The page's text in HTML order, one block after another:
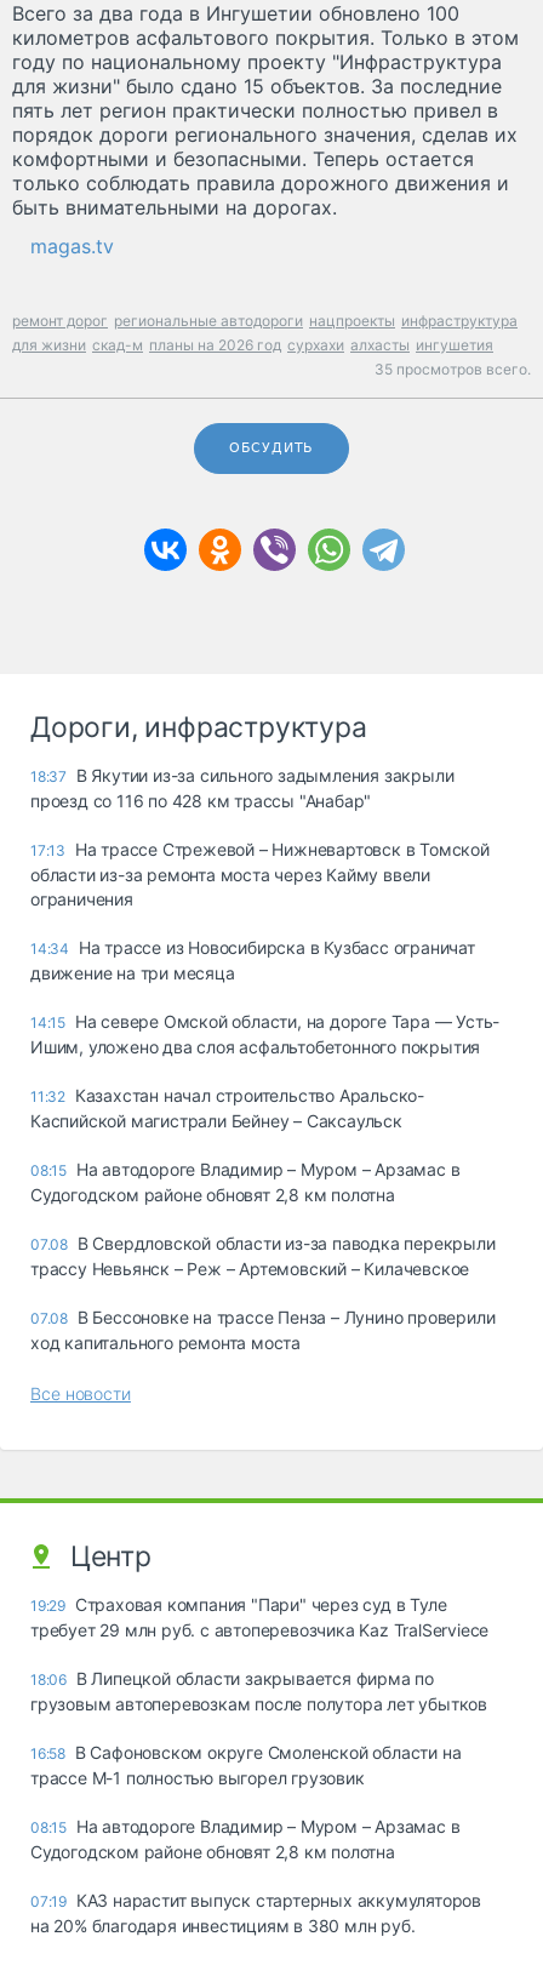
Всего за два года в Ингушетии обновлено 100
километров асфальтового покрытия. Только в этом
году по национальному проекту "Инфраструктура
для жизни" было сдано 15 объектов. За последние
пять лет регион практически полностью привел в
порядок дороги регионального значения, сделав их
комфортными и безопасными. Теперь остается
только соблюдать правила дорожного движения и
быть внимательными на дорогах.
magas.tv
ремонт дорог региональные автодороги нацпроекты инфраструктура
для жизни скад-м планы на 2026 год сурхахи алхасты ингушетия
35 просмотров всего.
ОБСУДИТЬ
Дороги, инфраструктура
18:37
В Якутии из-за сильного задымления закрыли
проезд со 116 по 428 км трассы "Анабар"
17:13
На трассе Стрежевой – Нижневартовск в Томской
области из-за ремонта моста через Кайму ввели
ограничения
14:34
На трассе из Новосибирска в Кузбасс ограничат
движение на три месяца
14:15 На севере Омской области, на дороге Тара — Усть-
Ишим, уложено два слоя асфальтобетонного покрытия
11:32 Казахстан начал строительство Аральско-
Каспийской магистрали Бейнеу – Саксаульск
08:15 На автодороге Владимир – Муром – Арзамас в
Судогодском районе обновят 2,8 км полотна
07.08 В Свердловской области из-за паводка перекрыли
трассу Невьянск – Реж – Артемовский – Килачевское
07.08 В Бессоновке на трассе Пенза – Лунино проверили
ход капитального ремонта моста
Все новости
Центр
19:29 Страховая компания "Пари" через суд в Туле
требует 29 млн руб. с автоперевозчика Kaz TralServiece
18:06 В Липецкой области закрывается фирма по
грузовым автоперевозкам после полутора лет убытков
16:58 В Сафоновском округе Смоленской области на
трассе М-1 полностью выгорел грузовик
08:15 На автодороге Владимир – Муром – Арзамас в
Судогодском районе обновят 2,8 км полотна
07:19 КАЗ нарастит выпуск стартерных аккумуляторов
на 20% благодаря инвестициям в 380 млн руб.